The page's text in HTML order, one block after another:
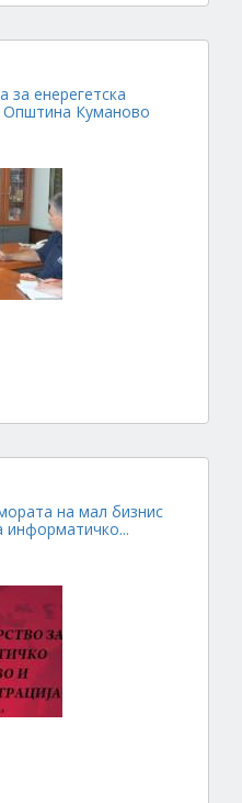
за енерегетска
Општина Куманово
на мал бизнис
информатичко...